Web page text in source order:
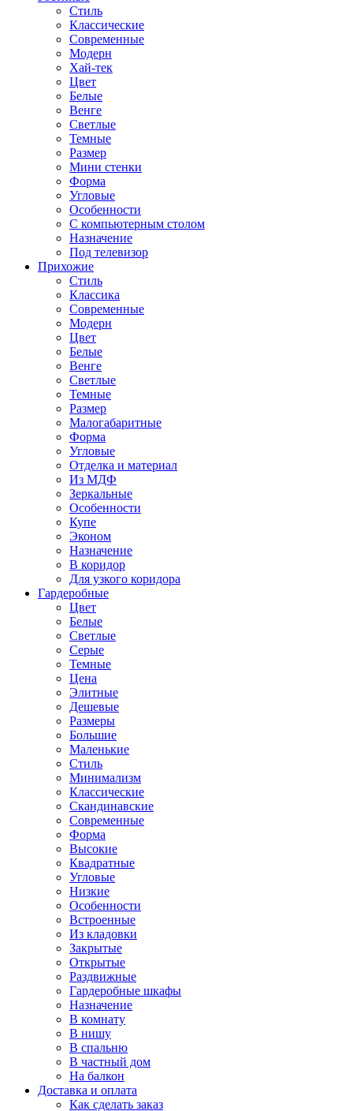
Стиль
Классические
Современные
Модерн
Хай-тек
Цвет
Белые
Венге
Светлые
Темные
Размер
Мини стенки
Форма
Угловые
Особенности
С компьютерным столом
Назначение
Под телевизор
Прихожие
Стиль
Классика
Современные
Модерн
Цвет
Белые
Венге
Светлые
Темные
Размер
Малогабаритные
Форма
Угловые
Отделка и материал
Из МДФ
Зеркальные
Особенности
Купе
Эконом
Назначение
В коридор
Для узкого коридора
Гардеробные
Цвет
Белые
Светлые
Серые
Темные
Цена
Элитные
Дешевые
Размеры
Большие
Маленькие
Стиль
Минимализм
Классические
Скандинавские
Современные
Форма
Высокие
Квадратные
Угловые
Низкие
Особенности
Встроенные
Из кладовки
Закрытые
Открытые
Раздвижные
Гардеробные шкафы
Назначение
В комнату
В нишу
В спальню
В частный дом
На балкон
Доставка и оплата
Как сделать заказ